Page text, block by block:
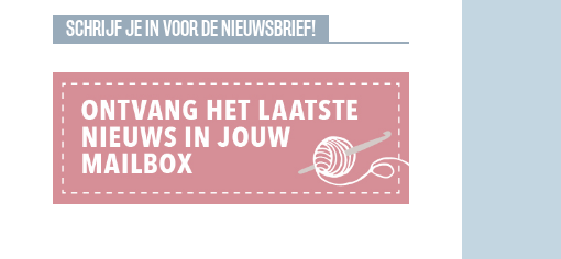
SCHRIJF JE IN VOOR DE NIEUWSBRIEF!